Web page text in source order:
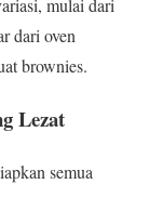
mulai dari
dari oven
brownies.
Lezat
semua